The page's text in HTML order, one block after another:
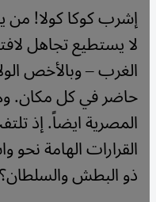
إشرب كوكا كولا! من
لا يستطيع تجاهل
الغرب – وبالأخص
حاضر في كل مكان.
المصرية ايضاً. إذ
القرارات الهامة
ذو البطش والسلطان؟